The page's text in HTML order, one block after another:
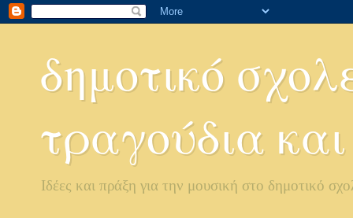
δημοτικό
τραγούδια
Ιδέες και πράξη για την μουσική στο δημοτικό